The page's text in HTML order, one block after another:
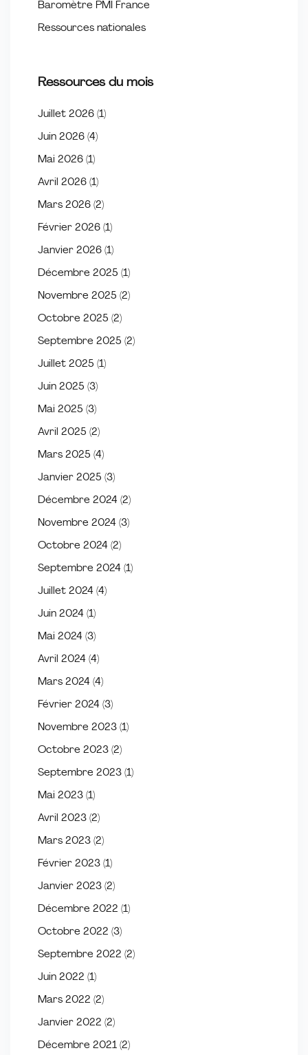
Baromètre PMI France
Ressources nationales
Ressources du mois
Juillet 2026 (1)
Juin 2026 (4)
Mai 2026 (1)
Avril 2026 (1)
Mars 2026 (2)
Février 2026 (1)
Janvier 2026 (1)
Décembre 2025 (1)
Novembre 2025 (2)
Octobre 2025 (2)
Septembre 2025 (2)
Juillet 2025 (1)
Juin 2025 (3)
Mai 2025 (3)
Avril 2025 (2)
Mars 2025 (4)
Janvier 2025 (3)
Décembre 2024 (2)
Novembre 2024 (3)
Octobre 2024 (2)
Septembre 2024 (1)
Juillet 2024 (4)
Juin 2024 (1)
Mai 2024 (3)
Avril 2024 (4)
Mars 2024 (4)
Février 2024 (3)
Novembre 2023 (1)
Octobre 2023 (2)
Septembre 2023 (1)
Mai 2023 (1)
Avril 2023 (2)
Mars 2023 (2)
Février 2023 (1)
Janvier 2023 (2)
Décembre 2022 (1)
Octobre 2022 (3)
Septembre 2022 (2)
Juin 2022 (1)
Mars 2022 (2)
Janvier 2022 (2)
Décembre 2021 (2)